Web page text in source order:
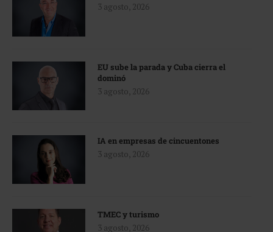
3 agosto, 2026
EU sube la parada y Cuba cierra el
dominó
3 agosto, 2026
IA en empresas de cincuentones
3 agosto, 2026
TMEC y turismo
3 agosto, 2026